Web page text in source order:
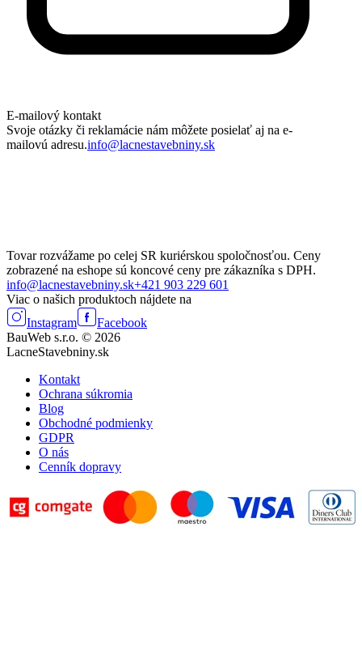
E-mailový kontakt
Svoje otázky či reklamácie nám môžete posielať aj na e-
mailovú adresu.info@lacnestavebniny.sk
Tovar rozvážame po celej SR kuriérskou spoločnosťou. Ceny
zobrazené na eshope sú koncové ceny pre zákazníka s DPH.
info@lacnestavebniny.sk+421 903 229 601
Viac o našich produktoch nájdete na
Instagram
Facebook
BauWeb s.r.o. © 2026
LacneStavebniny.sk
Kontakt
Ochrana súkromia
Blog
Obchodné podmienky
GDPR
O nás
Cenník dopravy